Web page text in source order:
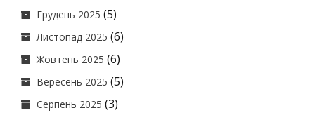
Грудень 2025 (5)
Листопад 2025 (6)
Жовтень 2025 (6)
Вересень 2025 (5)
Серпень 2025 (3)